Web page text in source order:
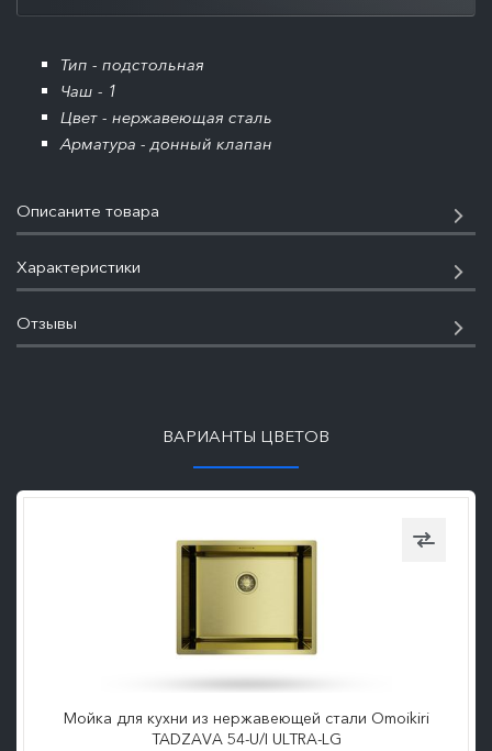
Тип - подстольная
Чаш - 1
Цвет - нержавеющая сталь
Арматура - донный клапан
Описаните товара
Характеристики
Отзывы
ВАРИАНТЫ ЦВЕТОВ
Мойка для кухни из нержавеющей стали Omoikiri
TADZAVA 54-U/I ULTRA-LG